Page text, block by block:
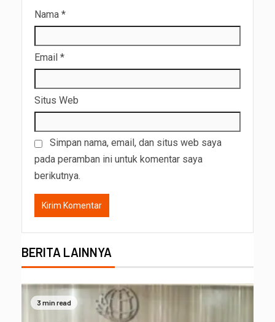
Nama *
Email *
Situs Web
Simpan nama, email, dan situs web saya
pada peramban ini untuk komentar saya
berikutnya.
BERITA LAINNYA
3 min read